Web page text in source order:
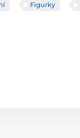
Figurky